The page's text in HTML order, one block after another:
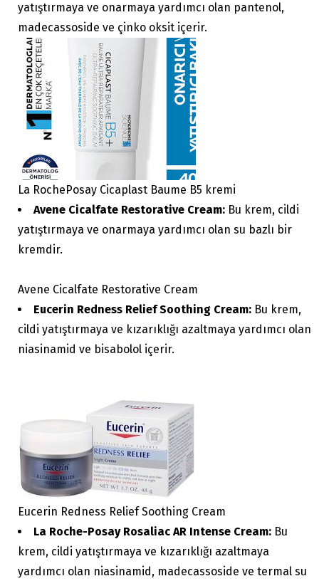
yatıştırmaya ve onarmaya yardımcı olan pantenol,
madecassoside ve çinko oksit içerir.
La RochePosay Cicaplast Baume B5 kremi
Avene Cicalfate Restorative Cream: Bu krem, cildi
yatıştırmaya ve onarmaya yardımcı olan su bazlı bir
kremdir.
Avene Cicalfate Restorative Cream
Eucerin Redness Relief Soothing Cream: Bu krem,
cildi yatıştırmaya ve kızarıklığı azaltmaya yardımcı olan
niasinamid ve bisabolol içerir.
Eucerin Redness Relief Soothing Cream
La Roche-Posay Rosaliac AR Intense Cream: Bu
krem, cildi yatıştırmaya ve kızarıklığı azaltmaya
yardımcı olan niasinamid, madecassoside ve termal su